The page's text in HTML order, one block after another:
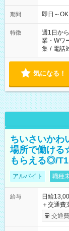
期間 即日～
特徴 週1日か
業・Wワ
集 / 電話
気になる！
ちいさいかわ
場所で働ける
もらえる◎/T1
アルバイト 職種
給与
日給
＋交通費支給 ★交通費全額支給！ ┗案件に
いOK！
ンビニATM
交通